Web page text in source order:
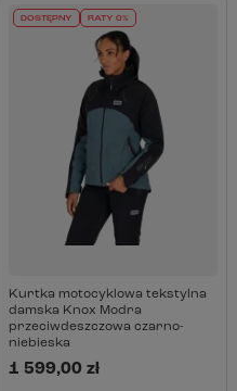
DOSTĘPNY RATY 0%
Kurtka motocyklowa tekstylna
damska Knox Modra
przeciwdeszczowa czarno-
niebieska
1 599,00 zł